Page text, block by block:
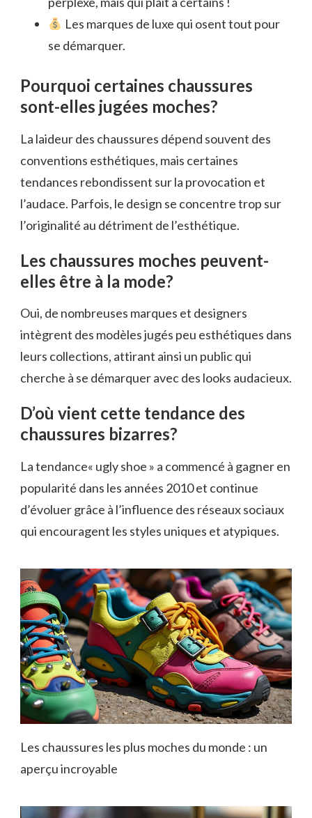
Les marques de luxe qui osent tout pour
se démarquer.
Pourquoi certaines chaussures
sont-elles jugées moches?
La laideur des chaussures dépend souvent des
conventions esthétiques, mais certaines
tendances rebondissent sur la provocation et
l’audace. Parfois, le design se concentre trop sur
l’originalité au détriment de l’esthétique.
Les chaussures moches peuvent-
elles être à la mode?
Oui, de nombreuses marques et designers
intègrent des modèles jugés peu esthétiques dans
leurs collections, attirant ainsi un public qui
cherche à se démarquer avec des looks audacieux.
D’où vient cette tendance des
chaussures bizarres?
La tendance« ugly shoe » a commencé à gagner en
popularité dans les années 2010 et continue
d’évoluer grâce à l’influence des réseaux sociaux
qui encouragent les styles uniques et atypiques.
Les chaussures les plus moches du monde : un
aperçu incroyable